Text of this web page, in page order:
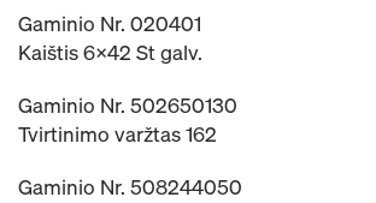
Gaminio Nr. 020401
Kaištis 6x42 St galv.
Gaminio Nr. 502650130
Tvirtinimo varžtas 162
Gaminio Nr. 508244050